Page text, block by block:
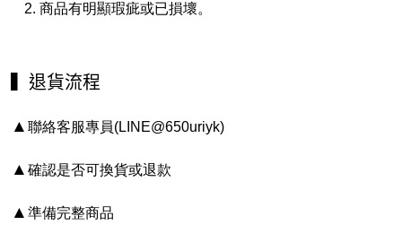
商品有明顯瑕疵或已損壞。
退貨流程
▲ 聯絡客服專員(LINE@650uriyk)
▲ 確認是否可換貨或退款
▲ 準備完整商品